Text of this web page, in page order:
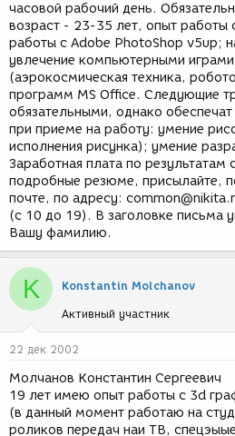
часовой рабочий день.
возраст - 23-35 лет, опыт работы
работы с Adobe PhotoShop v5up;
увлечение компьютерными
(аэрокосмическая техника,
программ MS Office. Следующие
обязательными, однако
при приеме на работу: умение
исполнения рисунка); умение
Заработная плата по результатам
подробные резюме, присылайте,
почте, по адресу:
(с 10 до 19). В заголовке письма
Вашу фамилию.
K Konstantin Molchanov
Активный участник
22 дек 2002
Молчанов Константин Сергеевич
19 лет имею опыт работы с 3d
(в данный момент работаю на
роликов передач наи ТВ,